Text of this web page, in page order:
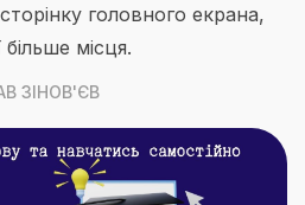
головного екрана,
місця.
ЗІНОВ'ЄВ